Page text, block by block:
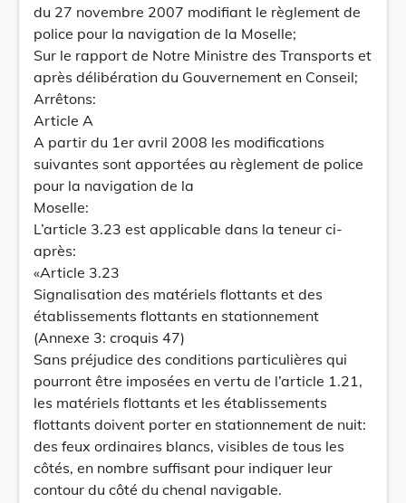
du 27 novembre 2007 modifiant le règlement de
police pour la navigation de la Moselle;
Sur le rapport de Notre Ministre des Transports et
après délibération du Gouvernement en Conseil;
Arrêtons:
Article A
A partir du 1er avril 2008 les modifications
suivantes sont apportées au règlement de police
pour la navigation de la
Moselle:
L’article 3.23 est applicable dans la teneur ci-
après:
«Article 3.23
Signalisation des matériels flottants et des
établissements flottants en stationnement
(Annexe 3: croquis 47)
Sans préjudice des conditions particulières qui
pourront être imposées en vertu de l’article 1.21,
les matériels flottants et les établissements
flottants doivent porter en stationnement de nuit:
des feux ordinaires blancs, visibles de tous les
côtés, en nombre suffisant pour indiquer leur
contour du côté du chenal navigable.